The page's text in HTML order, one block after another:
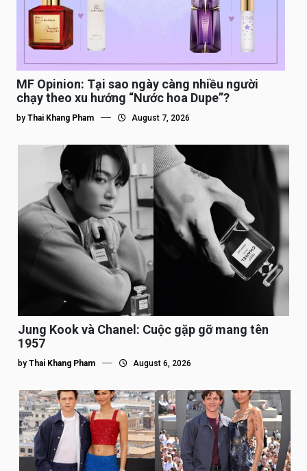
MF Opinion: Tại sao ngày càng nhiều người
chạy theo xu hướng “Nước hoa Dupe”?
by Thai Khang Pham August 7, 2026
Jung Kook và Chanel: Cuộc gặp gỡ mang tên
1957
by Thai Khang Pham August 6, 2026